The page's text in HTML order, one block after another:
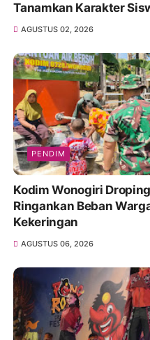
Tanamkan Karakter
AGUSTUS 02, 2026
PENDIM
Kodim Wonogiri
Ringankan Beban
Kekeringan
AGUSTUS 06, 2026